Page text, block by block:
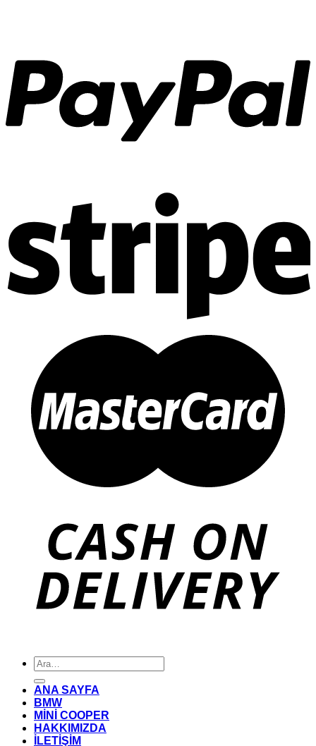
Ara:
ANA SAYFA
BMW
MİNİ COOPER
HAKKIMIZDA
İLETİŞİM